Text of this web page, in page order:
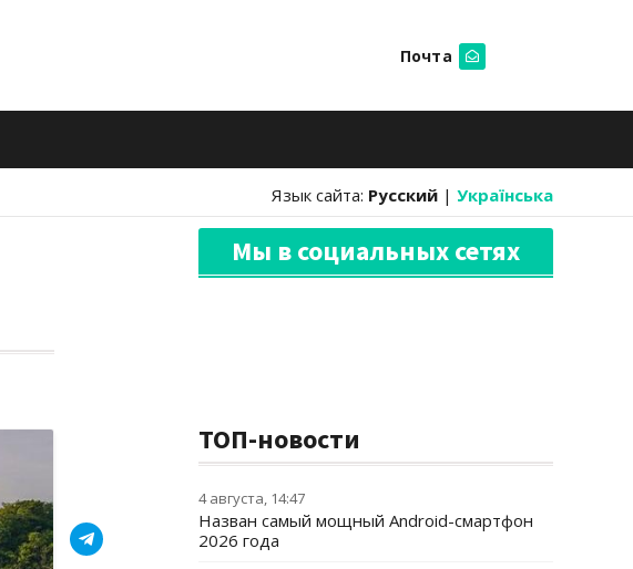
Почта
Язык сайта: Русский | Українська
Мы в социальных сетях
ТОП-новости
4 августа, 14:47
Назван самый мощный Android-смартфон
2026 года